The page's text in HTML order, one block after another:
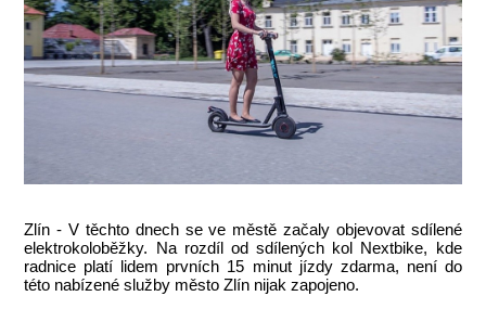
Zlín - V těchto dnech se ve městě začaly objevovat sdílené
elektrokoloběžky. Na rozdíl od sdílených kol Nextbike, kde
radnice platí lidem prvních 15 minut jízdy zdarma, není do
této nabízené služby město Zlín nijak zapojeno.